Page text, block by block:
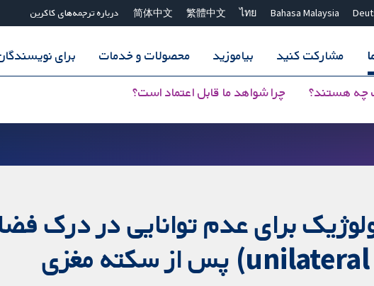
Bahasa Malaysia
ไทย
繁體中文
简体中文 درباره ترجمه‌های کاکرین
چه هستند؟ چرا شواهد ما قابل اعتماد است؟
مشارکت کنید بیاموزید محصولات و خدمات برای
برای عدم توانایی در درک